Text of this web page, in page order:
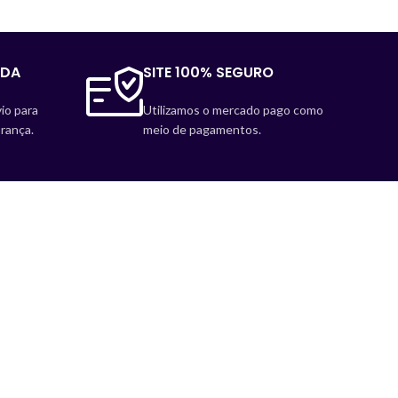
para
SITE 100% SEGURO
Utilizamos o mercado pago como
meio de pagamentos.